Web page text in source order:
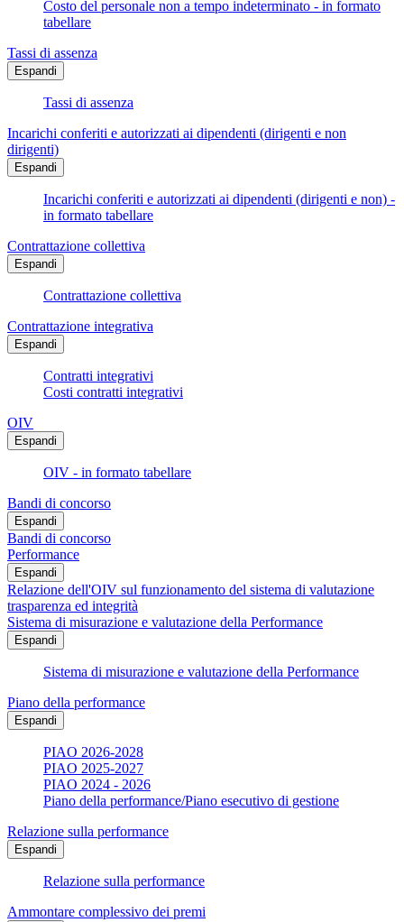
Costo del personale non a tempo indeterminato - in formato
tabellare
Tassi di assenza
Espandi
Tassi di assenza
Incarichi conferiti e autorizzati ai dipendenti (dirigenti e non
dirigenti)
Espandi
Incarichi conferiti e autorizzati ai dipendenti (dirigenti e non) -
in formato tabellare
Contrattazione collettiva
Espandi
Contrattazione collettiva
Contrattazione integrativa
Espandi
Contratti integrativi
Costi contratti integrativi
OIV
Espandi
OIV - in formato tabellare
Bandi di concorso
Espandi
Bandi di concorso
Performance
Espandi
Relazione dell'OIV sul funzionamento del sistema di valutazione
trasparenza ed integrità
Sistema di misurazione e valutazione della Performance
Espandi
Sistema di misurazione e valutazione della Performance
Piano della performance
Espandi
PIAO 2026-2028
PIAO 2025-2027
PIAO 2024 - 2026
Piano della performance/Piano esecutivo di gestione
Relazione sulla performance
Espandi
Relazione sulla performance
Ammontare complessivo dei premi